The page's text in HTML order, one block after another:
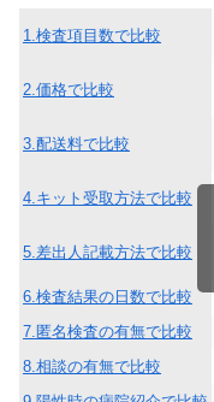
1.検査項目数で比較
2.価格で比較
3.配送料で比較
4.キット受取方法で比較
5.差出人記載方法で比較
6.検査結果の日数で比較
7.匿名検査の有無で比較
8.相談の有無で比較